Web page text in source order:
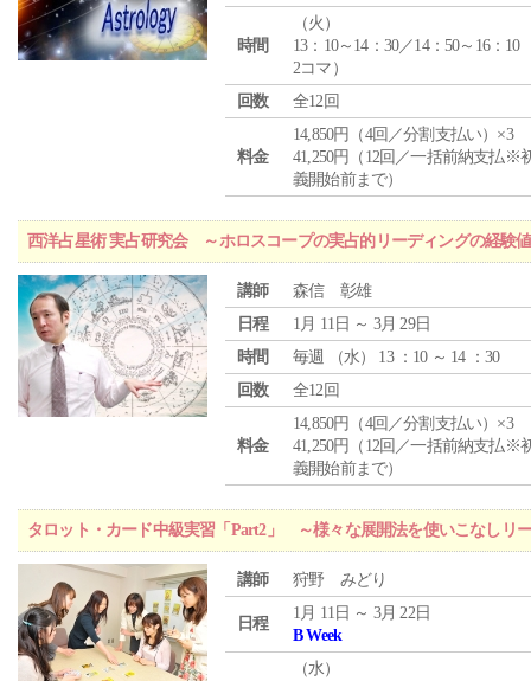
時間
（火 ）
13：10～14：30／14：50～16：10
2コマ）
回数
全12回
料金
14,850円（4回／分割支払い）×3
41,250円（12回／一括前納支払※
義開始前まで）
西洋占星術 実占研究会 ～ホロスコープの実占的リーディングの経験
講師
森信 彰雄
日程
1月 11日 ～ 3月 29日
時間
毎週 （水） 13 ：10 ～ 14 ：30
回数
全12回
料金
14,850円（4回／分割支払い）×3
41,250円（12回／一括前納支払※
義開始前まで）
タロット・カード中級実習「Part2」 ～様々な展開法を使いこなしリ
講師 狩野 みどり
日程
1月 11日 ～ 3月 22日
B Week
（水）